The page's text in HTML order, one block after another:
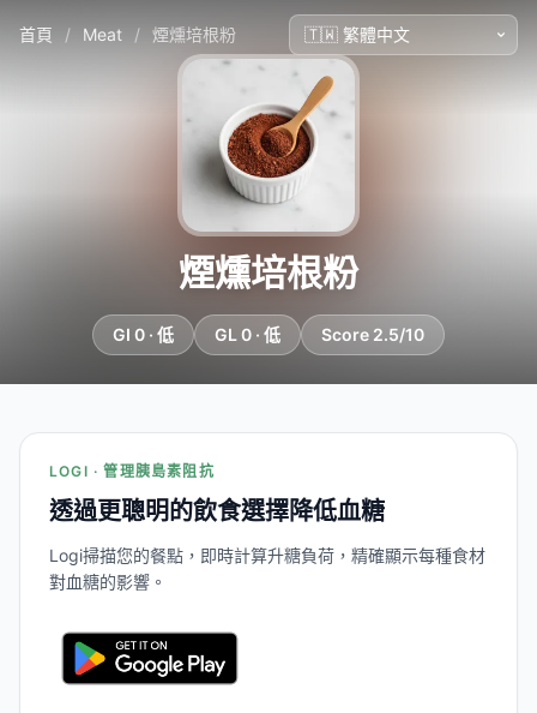
首頁 / Meat / 煙燻培根粉
煙燻培根粉
GI 0 · 低 GL 0 · 低 Score 2.5/10
LOGI · 管理胰島素阻抗
透過更聰明的飲食選擇降低血糖
Logi掃描您的餐點，即時計算升糖負荷，精確顯示每種食材
對血糖的影響。